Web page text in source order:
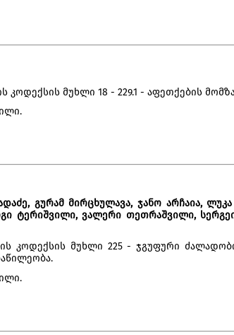
კოდექსის მუხლი 18 - 229.1 - აფეთქების
გურამ მირცხულავა, ჯანო არჩაია,
ტერიშვილი, ვალერი თეთრაშვილი,
კოდექსის მუხლი 225 - ჯგუფური